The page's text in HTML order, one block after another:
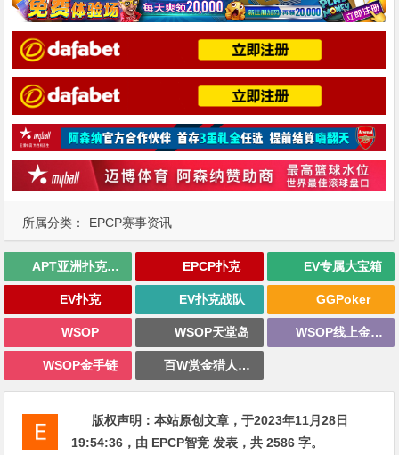
所属分类： EPCP赛事资讯
APT亚洲扑克巡回赛 EPCP扑克 EV专属大宝箱
EV扑克 EV扑克战队 GGPoker
WSOP WSOP天堂岛 WSOP线上金手链
WSOP金手链 百W赏金猎人大奖赛
版权声明：本站原创文章，于2023年11月28日
19:54:36 ，由 EPCP智竞 发表，共 2586 字。